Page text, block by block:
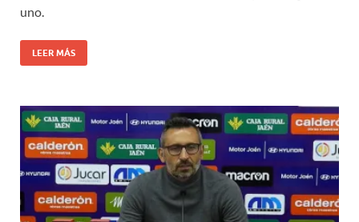
uno.
LEER MÁS